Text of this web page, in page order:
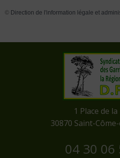
© Direction de l'information légale et
​1 Place de
​30870 Saint-
04 30 06